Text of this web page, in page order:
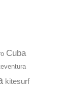
Cuba
kitesurf